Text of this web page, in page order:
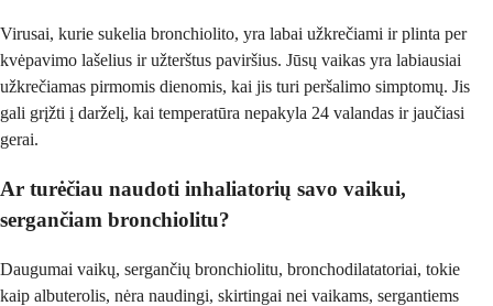
Virusai, kurie sukelia bronchiolito, yra labai užkrečiami ir plinta per
kvėpavimo lašelius ir užterštus paviršius. Jūsų vaikas yra labiausiai
užkrečiamas pirmomis dienomis, kai jis turi peršalimo simptomų. Jis
gali grįžti į darželį, kai temperatūra nepakyla 24 valandas ir jaučiasi
gerai.
Ar turėčiau naudoti inhaliatorių savo vaikui,
sergančiam bronchiolitu?
Daugumai vaikų, sergančių bronchiolitu, bronchodilatatoriai, tokie
kaip albuterolis, nėra naudingi, skirtingai nei vaikams, sergantiems